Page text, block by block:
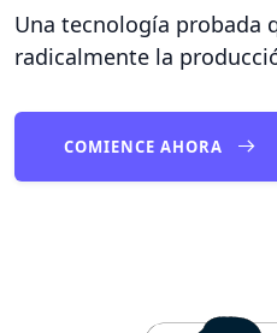
Una tecnología probada
radicalmente la
COMIENCE AHORA